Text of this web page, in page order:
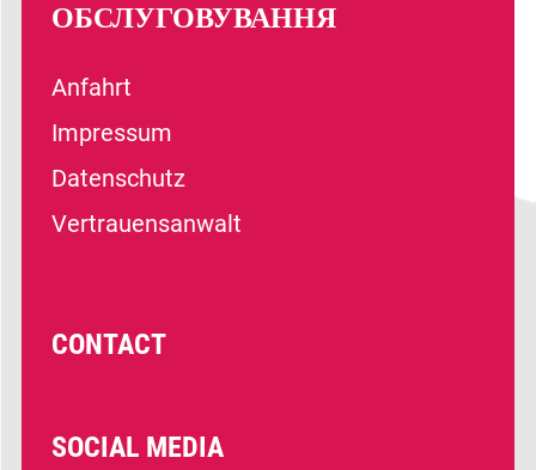
ОБСЛУГОВУВАННЯ
Anfahrt
Impressum
Datenschutz
Vertrauensanwalt
CONTACT
SOCIAL MEDIA